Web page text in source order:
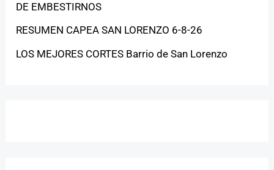
DE EMBESTIRNOS
RESUMEN CAPEA SAN LORENZO 6-8-26
LOS MEJORES CORTES Barrio de San Lorenzo